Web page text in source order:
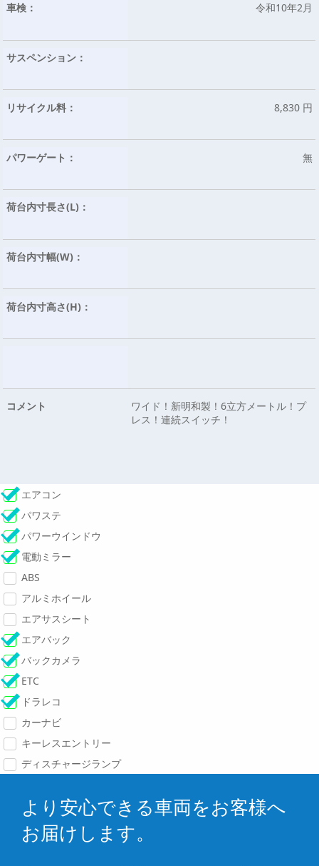
車検： 令和10年2月
サスペンション：
リサイクル料： 8,830 円
パワーゲート： 無
荷台内寸長さ(L)：
荷台内寸幅(W)：
荷台内寸高さ(H)：
コメント
ワイド！新明和製！6立方メートル！プ
レス！連続スイッチ！
エアコン
パワステ
パワーウインドウ
電動ミラー
ABS
アルミホイール
エアサスシート
エアバック
バックカメラ
ETC
ドラレコ
カーナビ
キーレスエントリー
ディスチャージランプ
より安心できる車両をお客様へ
お届けします。